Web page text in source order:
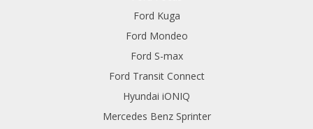
Ford Kuga
Ford Mondeo
Ford S-max
Ford Transit Connect
Hyundai iONIQ
Mercedes Benz Sprinter